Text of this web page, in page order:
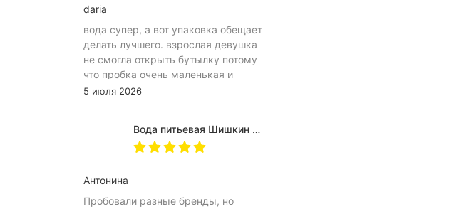
daria
вода супер, а вот упаковка обещает
делать лучшего. взрослая девушка
не смогла открыть бутылку потому
что пробка очень маленькая и
неудобное расположение
затрудняет открытию бутылка.
Плюс рубцы на пробке мелкие, что
5 июля 2026
Вода питьевая Шишкин лес в (одноразовой) таре 19 литров
Антонина
Пробовали разные бренды, но